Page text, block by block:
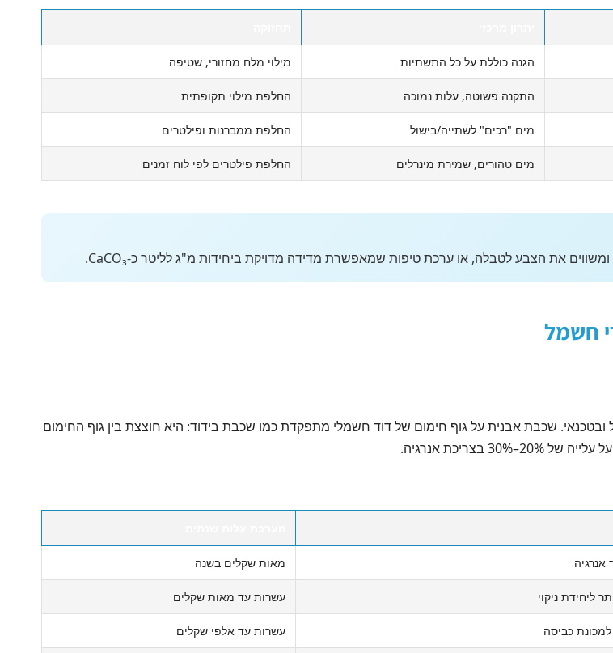
הגנה כוללת על כל התשתיות מילוי מלח מחזורי, שטיפה
התקנה פשוטה, עלות נמוכה החלפת מילוי תקופתית
מים "רכים" לשתייה/בישול החלפת ממברנות ופילטרים
מים טהורים, שמירת מינרלים החלפת פילטרים לפי לוח זמנים
חשמל
שכבת אבנית על גוף חימום של דוד חשמלי מתפקדת כמו שכבת בידוד: היא חוצצת בין גוף החימום
אנרגיה.
אנרגיה מאות שקלים בשנה
ליחידת ניקוי עשרות עד מאות שקלים
כביסה עשרות עד אלפי שקלים